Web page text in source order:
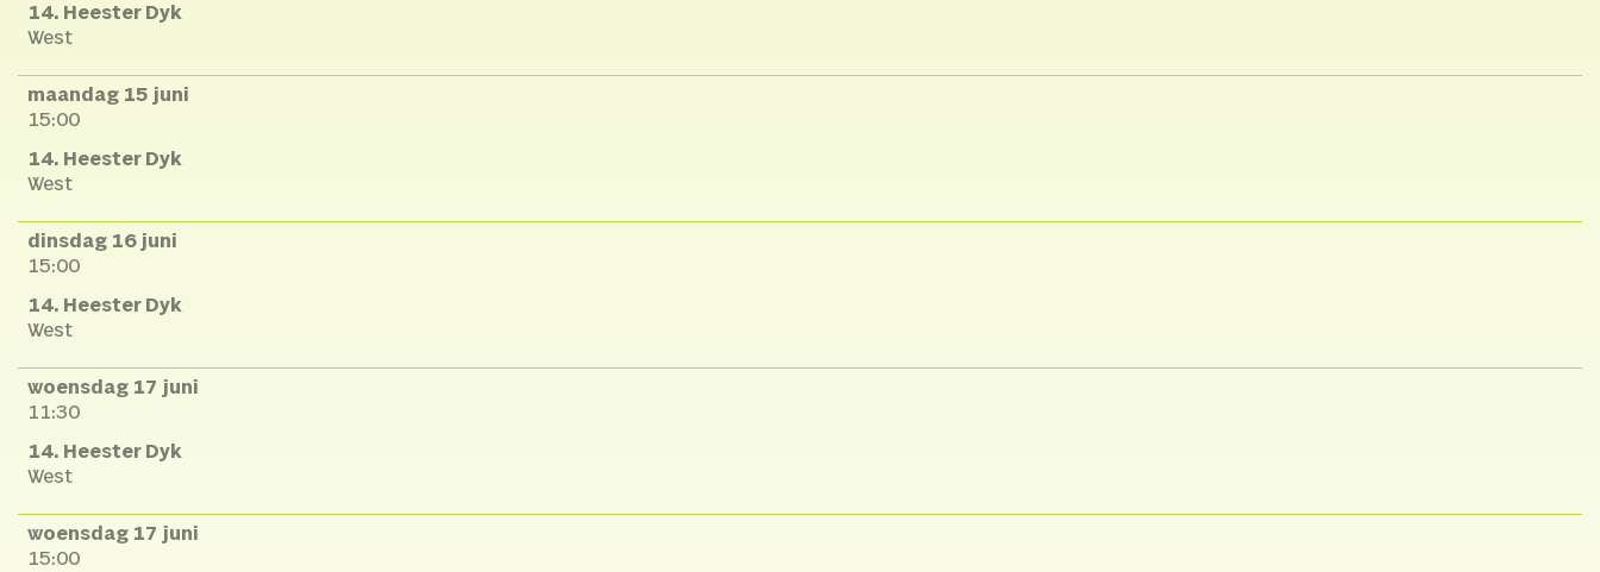
14. Heester Dyk
West
maandag 15 juni
15:00
14. Heester Dyk
West
dinsdag 16 juni
15:00
14. Heester Dyk
West
woensdag 17 juni
11:30
14. Heester Dyk
West
woensdag 17 juni
15:00